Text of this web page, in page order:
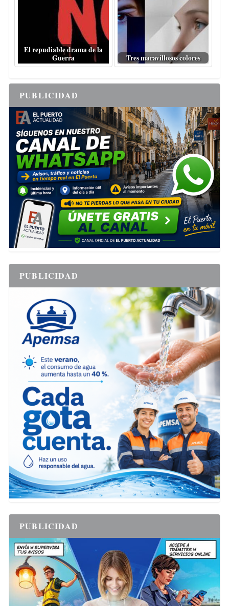
El repudiable drama de la
Guerra
Tres maravillosos colores
PUBLICIDAD
PUBLICIDAD
PUBLICIDAD